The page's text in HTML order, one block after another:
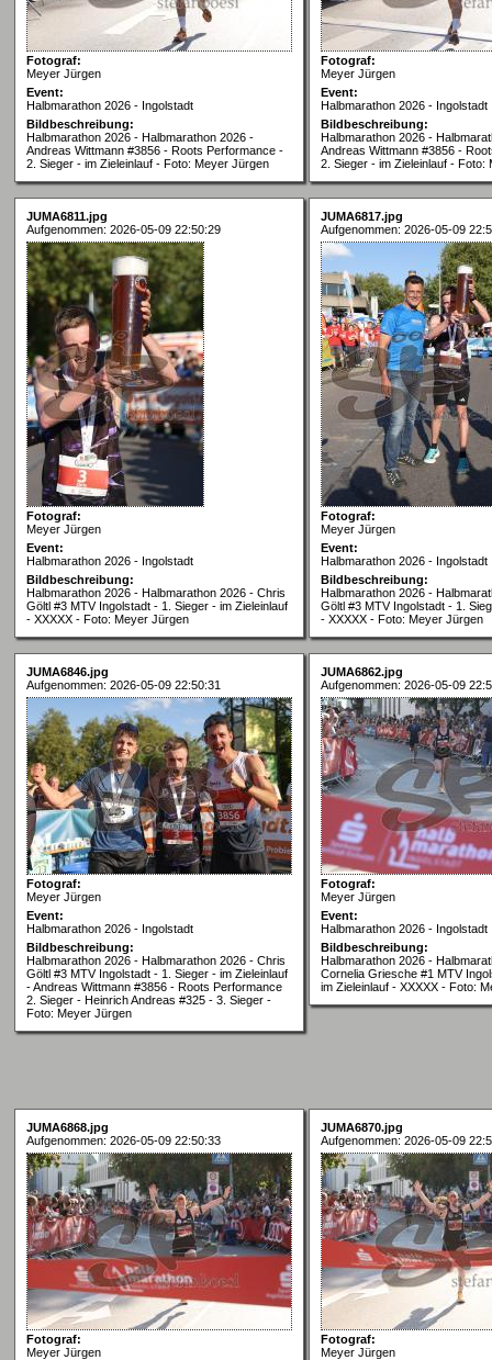
Fotograf:
Meyer Jürgen
Event:
Halbmarathon 2026 - Ingolstadt
Bildbeschreibung:
Halbmarathon 2026 - Halbmarathon 2026 -
Andreas Wittmann #3856 - Roots Performance -
2. Sieger - im Zieleinlauf - Foto: Meyer Jürgen
Fotograf:
Meyer Jürgen
Event:
Halbmarathon 2026 - Ingolstadt
Bildbeschreibung:
Halbmarathon 2026 -
Andreas Wittmann #3856 -
2. Sieger - im Zieleinlauf - Foto:
JUMA6811.jpg
Aufgenommen: 2026-05-09 22:50:29
Fotograf:
Meyer Jürgen
Event:
Halbmarathon 2026 - Ingolstadt
Bildbeschreibung:
Halbmarathon 2026 - Halbmarathon 2026 - Chris
Göltl #3 MTV Ingolstadt - 1. Sieger - im Zieleinlauf
- XXXXX - Foto: Meyer Jürgen
JUMA6817.jpg
Aufgenommen: 2026-05-09
Fotograf:
Meyer Jürgen
Event:
Halbmarathon 2026 - Ingolstadt
Bildbeschreibung:
Halbmarathon 2026 -
Göltl #3 MTV Ingolstadt - 1.
- XXXXX - Foto: Meyer Jürgen
JUMA6846.jpg
Aufgenommen: 2026-05-09 22:50:31
Fotograf:
Meyer Jürgen
Event:
Halbmarathon 2026 - Ingolstadt
Bildbeschreibung:
Halbmarathon 2026 - Halbmarathon 2026 - Chris
Göltl #3 MTV Ingolstadt - 1. Sieger - im Zieleinlauf
- Andreas Wittmann #3856 - Roots Performance
2. Sieger - Heinrich Andreas #325 - 3. Sieger -
Foto: Meyer Jürgen
JUMA6862.jpg
Aufgenommen: 2026-05-09
Fotograf:
Meyer Jürgen
Event:
Halbmarathon 2026 - Ingolstadt
Bildbeschreibung:
Halbmarathon 2026 -
Cornelia Griesche #1 MTV
im Zieleinlauf - XXXXX - Foto:
JUMA6868.jpg
Aufgenommen: 2026-05-09 22:50:33
Fotograf:
Meyer Jürgen
JUMA6870.jpg
Aufgenommen: 2026-05-09
Fotograf:
Meyer Jürgen